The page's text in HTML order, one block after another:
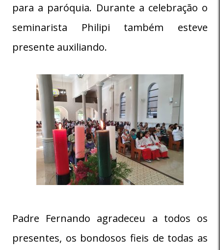
para a paróquia. Durante a celebração o
seminarista Philipi também esteve
presente auxiliando.
Padre Fernando agradeceu a todos os
presentes, os bondosos fieis de todas as